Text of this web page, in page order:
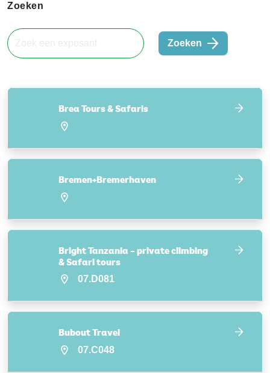
Zoeken
Zoeken
Brea Tours & Safaris
Bremen+Bremerhaven
Bright Tanzania – private climbing
& Safari tours
07.D081
Bubout Travel
07.C048